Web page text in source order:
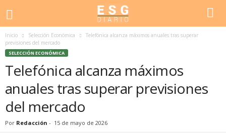
Inicio Selección Económica
Telefónica alcanza máximos anuales tras superar
previsiones del mercado
SELECCIÓN ECONÓMICA
Telefónica alcanza máximos
anuales tras superar previsiones
del mercado
Por Redacción - 15 de mayo de 2026